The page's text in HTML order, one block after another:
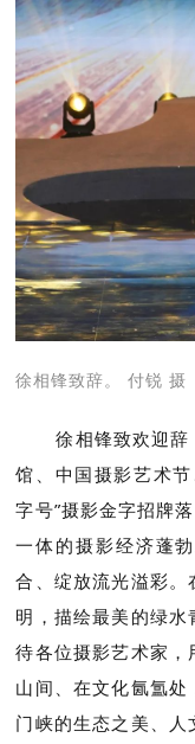
徐相锋致辞。 付锐 摄
徐相锋致欢迎
馆、中国摄影艺术
字号”摄影金字招牌
一体的摄影经济蓬
合、绽放流光溢彩
明，描绘最美的绿
待各位摄影艺术家
山间、在文化氤氲
门峡的生态之美、人